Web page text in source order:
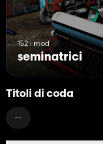
152 i mod
seminatrici
Titoli di coda
--